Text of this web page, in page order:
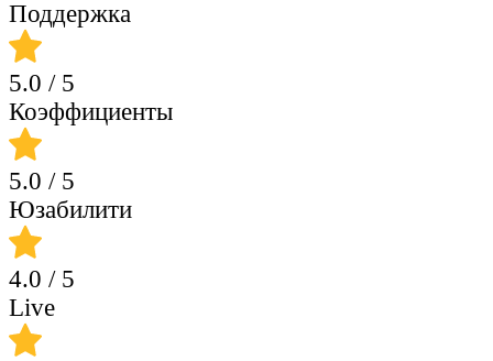
Поддержка
5.0 / 5
Коэффициенты
5.0 / 5
Юзабилити
4.0 / 5
Live